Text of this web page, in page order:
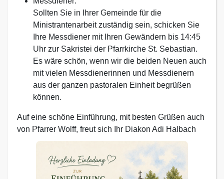
Sollten Sie in Ihrer Gemeinde für die
Ministrantenarbeit zuständig sein, schicken Sie
Ihre Messdiener mit Ihren Gewändern bis 14:45
Uhr zur Sakristei der Pfarrkirche St. Sebastian.
Es wäre schön, wenn wir die beiden Neuen auch
mit vielen Messdienerinnen und Messdienern
aus der ganzen pastoralen Einheit begrüßen
können.
Auf eine schöne Einführung, mit besten Grüßen auch
von Pfarrer Wolff, freut sich Ihr Diakon Adi Halbach